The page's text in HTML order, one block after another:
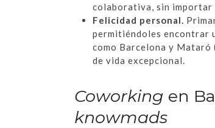
colaborativa, sin importar
Felicidad personal.
permitiéndoles encontrar
como Barcelona y Mataró
de vida excepcional.
Coworking en
knowmads